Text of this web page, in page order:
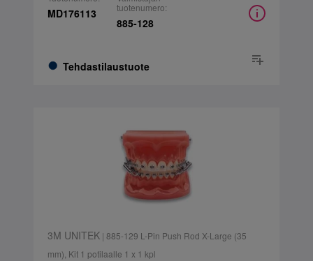
MD176113
Tehdastilaustuote
tuotenumero:
885-128
3M UNITEK| 885-129 L-Pin Push Rod X-Large (35
mm), Kit 1 potilaalle 1 x 1 kpl